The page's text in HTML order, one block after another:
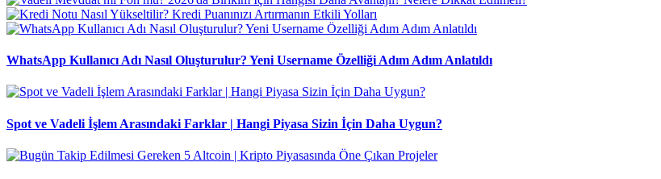
WhatsApp Kullanıcı Adı Nasıl Oluşturulur? Yeni Username Özelliği Adım Adım Anlatıldı
Spot ve Vadeli İşlem Arasındaki Farklar | Hangi Piyasa Sizin İçin Daha Uygun?